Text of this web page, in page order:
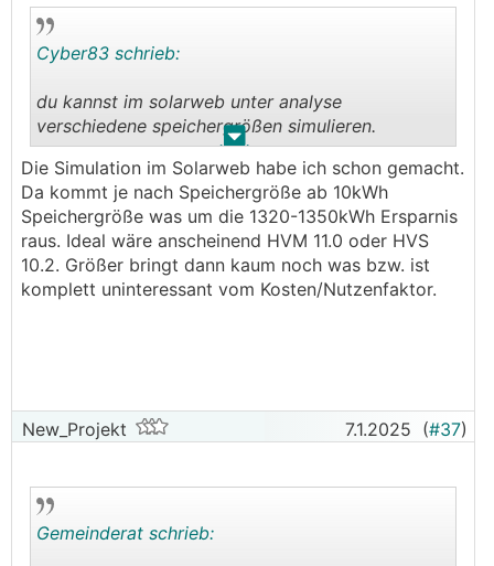
. .
Cyber83 schrieb:
du kannst im solarweb unter analyse
verschiedene speichergrößen simulieren.
HVS: weniger gesamtspeicher möglich, dafür
höhere lade/entladeleistung
HVM: mehr speicher in weniger türmen, dafür nur
beim größten Turm die maximale
lade/entladeleistung erreichbar.
Die Simulation im Solarweb habe ich schon gemacht.
Da kommt je nach Speichergröße ab 10kWh
Speichergröße was um die 1320-1350kWh Ersparnis
raus. Ideal wäre anscheinend HVM 11.0 oder HVS
10.2. Größer bringt dann kaum noch was bzw. ist
komplett uninteressant vom Kosten/Nutzenfaktor.
New_Projekt 7.1.2025 (#37)
Gemeinderat schrieb: